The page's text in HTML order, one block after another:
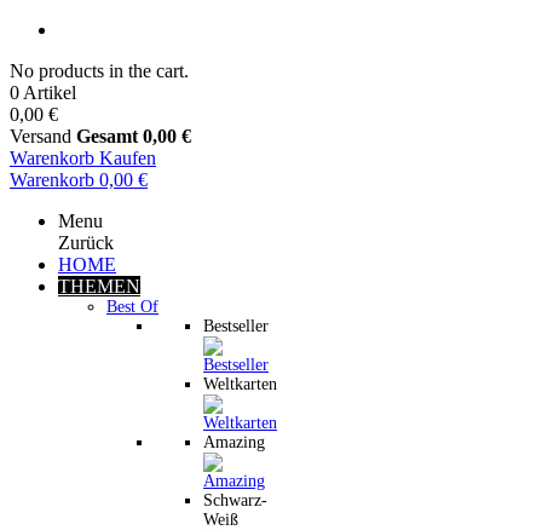
No products in the cart.
0 Artikel
0,00 €
Versand Gesamt 0,00 €
Warenkorb Kaufen
Warenkorb 0,00 €
Menu
Zurück
HOME
THEMEN
Best Of
Bestseller
Weltkarten
Amazing
Schwarz-
Weiß